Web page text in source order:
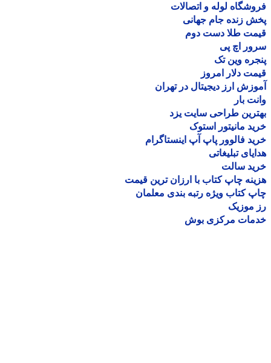
لوله و اتصالات
زنده جام جهانی
طلا دست دوم
اچ پی
وین تک
دلار امروز
ارز دیجیتال در تهران
بار
طراحی سایت یزد
مانیتور استوک
فالوور پاپ آپ اینستاگرام
تبلیغاتی
سالت
چاپ کتاب با ارزان ترین قیمت
کتاب ویژه رتبه بندی معلمان
موزیک
مرکزی بوش